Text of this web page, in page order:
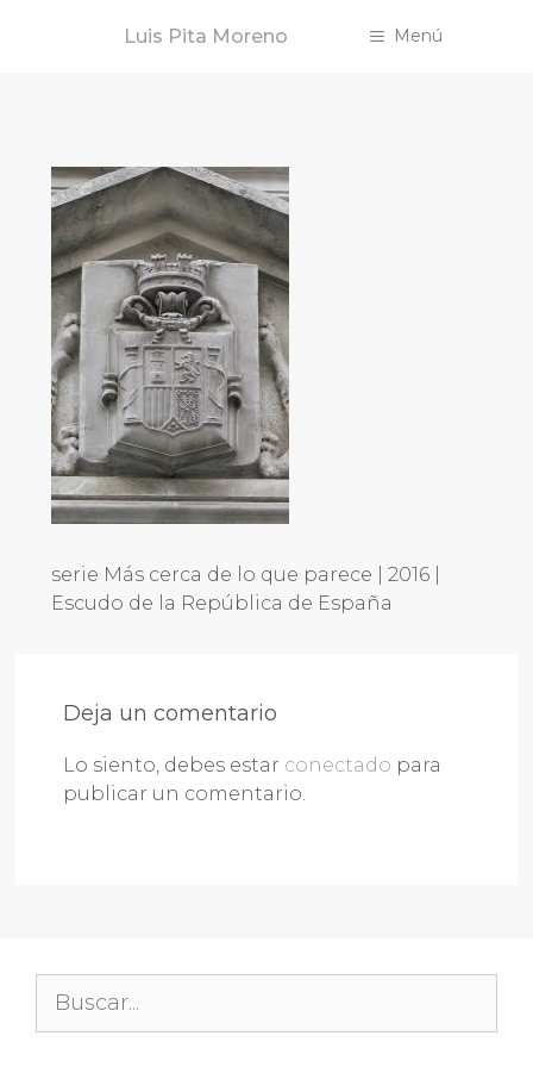
Luis Pita Moreno Menú
serie Más cerca de lo que parece | 2016 |
Escudo de la República de España
Deja un comentario
Lo siento, debes estar conectado para
publicar un comentario.